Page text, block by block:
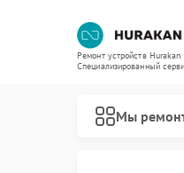
Ремонт устройств Hurakan
Специализированный
Мы